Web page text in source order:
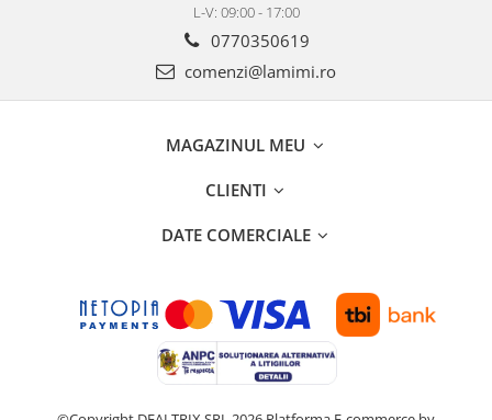
L-V: 09:00 - 17:00
0770350619
comenzi@lamimi.ro
MAGAZINUL MEU
CLIENTI
DATE COMERCIALE